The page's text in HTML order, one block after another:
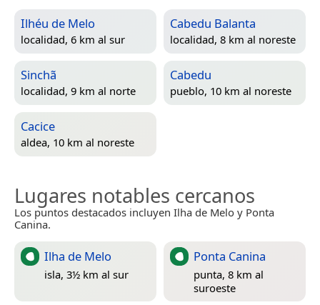
Ilhéu de Melo
localidad, 6 km al sur
Cabedu Balanta
localidad, 8 km al noreste
Sinchã
localidad, 9 km al norte
Cabedu
pueblo, 10 km al noreste
Cacice
aldea, 10 km al noreste
Lugares notables cercanos
Los puntos destacados incluyen Ilha de Melo y Ponta
Canina.
Ilha de Melo
isla, 3½ km al sur
Ponta Canina
punta, 8 km al
suroeste